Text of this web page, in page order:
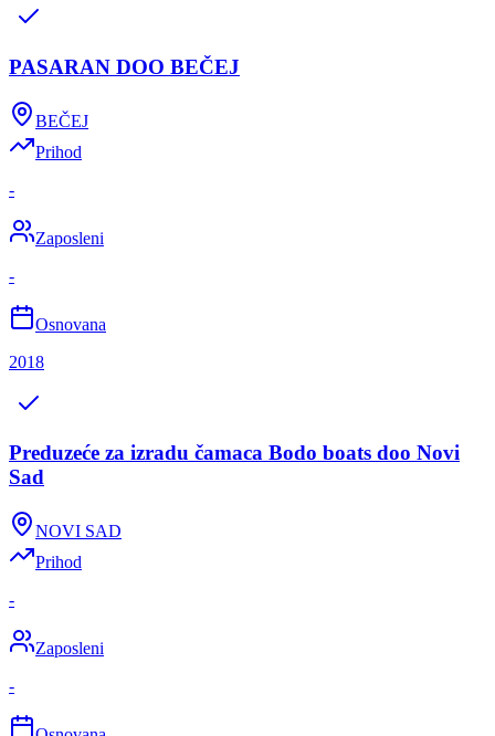
PASARAN DOO BEČEJ
BEČEJ
Prihod
-
Zaposleni
-
Osnovana
2018
Preduzeće za izradu čamaca Bodo boats doo Novi
Sad
NOVI SAD
Prihod
-
Zaposleni
-